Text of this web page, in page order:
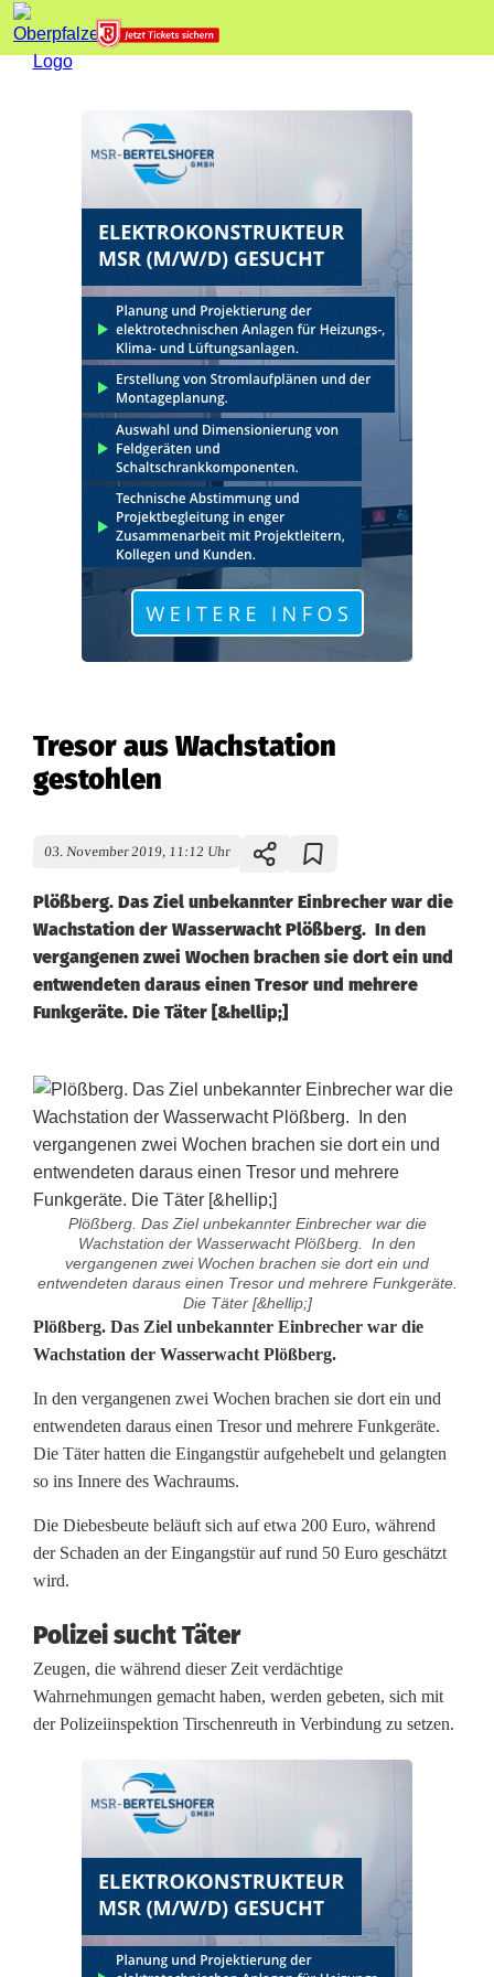
Tresor aus Wachstation
gestohlen
03. November 2019, 11:12 Uhr
Plößberg. Das Ziel unbekannter Einbrecher war die
Wachstation der Wasserwacht Plößberg. In den
vergangenen zwei Wochen brachen sie dort ein und
entwendeten daraus einen Tresor und mehrere
Funkgeräte. Die Täter [&hellip;]
Plößberg. Das Ziel unbekannter Einbrecher war die
Wachstation der Wasserwacht Plößberg. In den
vergangenen zwei Wochen brachen sie dort ein und
entwendeten daraus einen Tresor und mehrere Funkgeräte.
Die Täter [&hellip;]
T
e
s
r
a
u
s
W
Plößberg. Das Ziel unbekannter Einbrecher war die
Wachstation der Wasserwacht Plößberg.
In den vergangenen zwei Wochen brachen sie dort ein und
entwendeten daraus einen Tresor und mehrere Funkgeräte.
Die Täter hatten die Eingangstür aufgehebelt und gelangten
so ins Innere des Wachraums.
Die Diebesbeute beläuft sich auf etwa 200 Euro, während
der Schaden an der Eingangstür auf rund 50 Euro geschätzt
wird.
Polizei sucht Täter
Zeugen, die während dieser Zeit verdächtige
Wahrnehmungen gemacht haben, werden gebeten, sich mit
der Polizeiinspektion Tirschenreuth in Verbindung zu setzen.